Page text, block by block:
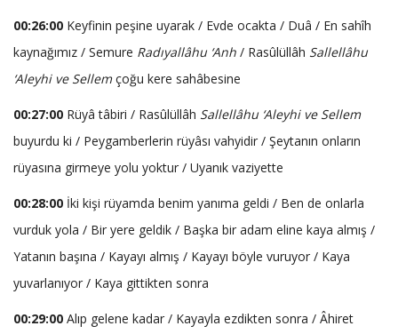
00:26:00 Keyfinin peşine uyarak / Evde ocakta / Duâ / En sahîh
kaynağımız / Semure Radıyallâhu ‘Anh / Rasûlüllâh Sallellâhu
‘Aleyhi ve Sellemçoğu kere sahâbesine
00:27:00 Rüyâ tâbiri / Rasûlüllâh Sallellâhu ‘Aleyhi ve Sellem
buyurdu ki / Peygamberlerin rüyâsı vahyidir / Şeytanın onların
rüyasına girmeye yolu yoktur / Uyanık vaziyette
00:28:00 İki kişi rüyamda benim yanıma geldi / Ben de onlarla
vurduk yola / Bir yere geldik / Başka bir adam eline kaya almış /
Yatanın başına / Kayayı almış / Kayayı böyle vuruyor / Kaya
yuvarlanıyor / Kaya gittikten sonra
00:29:00 Alıp gelene kadar / Kayayla ezdikten sonra / Âhiret